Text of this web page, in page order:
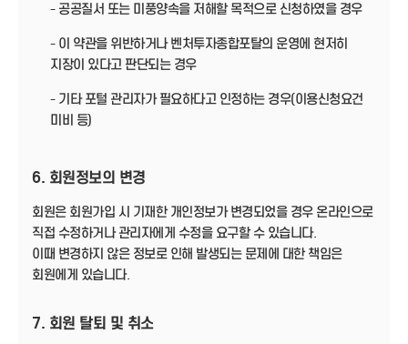
- 공공질서 또는 미풍양속을 저해할 목적으로 신청하였을 경우
- 이 약관을 위반하거나 벤처투자종합포탈의 운영에 현저히
지장이 있다고 판단되는 경우
- 기타 포털 관리자가 필요하다고 인정하는 경우(이용신청요건
미비 등)
6. 회원정보의 변경
회원은 회원가입 시 기재한 개인정보가 변경되었을 경우 온라인으로
직접 수정하거나 관리자에게 수정을 요구할 수 있습니다.
이때 변경하지 않은 정보로 인해 발생되는 문제에 대한 책임은
회원에게 있습니다.
7. 회원 탈퇴 및 취소